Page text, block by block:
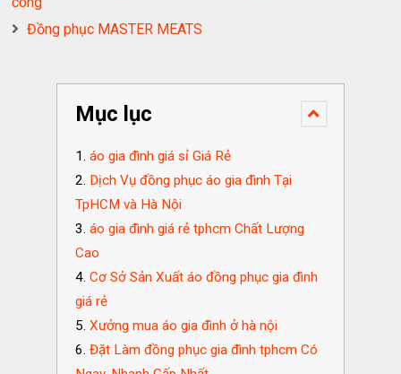
Đồng phục MASTER MEATS
Mục lục
áo gia đình giá sỉ Giá Rẻ
Dịch Vụ đồng phục áo gia đình Tại
TpHCM và Hà Nội
áo gia đình giá rẻ tphcm Chất Lượng
Cao
Cơ Sở Sản Xuất áo đồng phục gia đình
giá rẻ
Xưởng mua áo gia đình ở hà nội
Đặt Làm đồng phục gia đình tphcm Có